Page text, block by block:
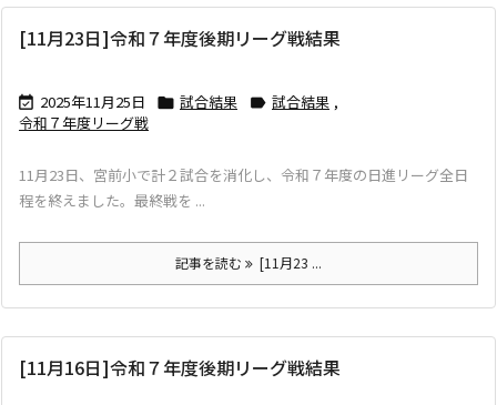
[11月23日]令和７年度後期リーグ戦結果
 2025年11月25日  試合結果  試合結果 ,
令和７年度リーグ戦
11月23日、宮前小で計２試合を消化し、令和７年度の日進リーグ全日
程を終えました。最終戦を ...
記事を読む [11月23 ...
[11月16日]令和７年度後期リーグ戦結果